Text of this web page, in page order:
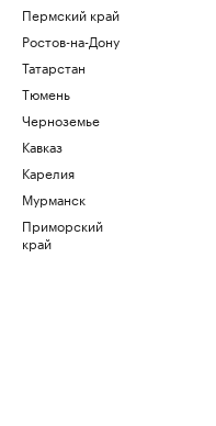
Пермский край
Ростов-на-Дону
Татарстан
Тюмень
Черноземье
Кавказ
Карелия
Мурманск
Приморский
край